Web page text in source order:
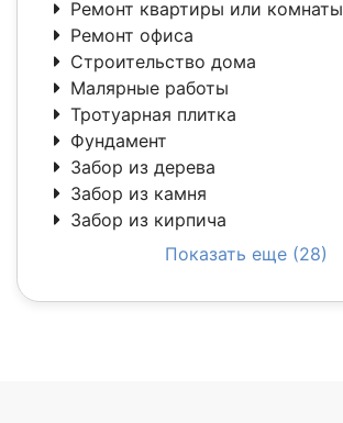
Ремонт квартиры или комнаты
Ремонт офиса
Строительство дома
Малярные работы
Тротуарная плитка
Фундамент
Забор из дерева
Забор из камня
Забор из кирпича
Показать еще (28)